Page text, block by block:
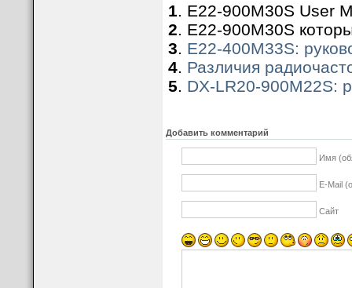
1. E22-900M30S User
2. E22-900M30S
3. E22-400M33S:
4. Различия
5. DX-LR20-900M22S:
Добавить комментарий
Имя
E-Mail
Сайт